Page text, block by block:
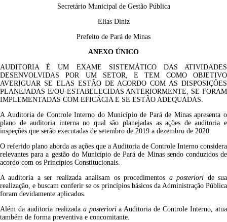
Secretário Municipal de Gestão Pública
Elias Diniz
Prefeito de Pará de Minas
ANEXO ÚNICO
AUDITORIA É UM EXAME SISTEMÁTICO DAS ATIVIDADES
DESENVOLVIDAS POR UM SETOR, E TEM COMO OBJETIVO
AVERIGUAR SE ELAS ESTÃO DE ACORDO COM AS DISPOSIÇÕES
PLANEJADAS E/OU ESTABELECIDAS ANTERIORMENTE, SE FORAM
IMPLEMENTADAS COM EFICÁCIA E SE ESTÃO ADEQUADAS.
A Auditoria de Controle Interno do Município de Pará de Minas apresenta o
plano de auditoria interna no qual são planejadas as ações de auditoria e
inspeções que serão executadas de setembro de 2019 a dezembro de 2020.
O referido plano aborda as ações que a Auditoria de Controle Interno considera
relevantes para a gestão do Município de Pará de Minas sendo conduzidos de
acordo com os Princípios Constitucionais.
A auditoria a ser realizada analisam os procedimentos a posteriori de sua
realização, e buscam conferir se os princípios básicos da Administração Pública
foram devidamente aplicados.
Além da auditoria realizada a posterioria Auditoria de Controle Interno, atua
também de forma preventiva e concomitante.